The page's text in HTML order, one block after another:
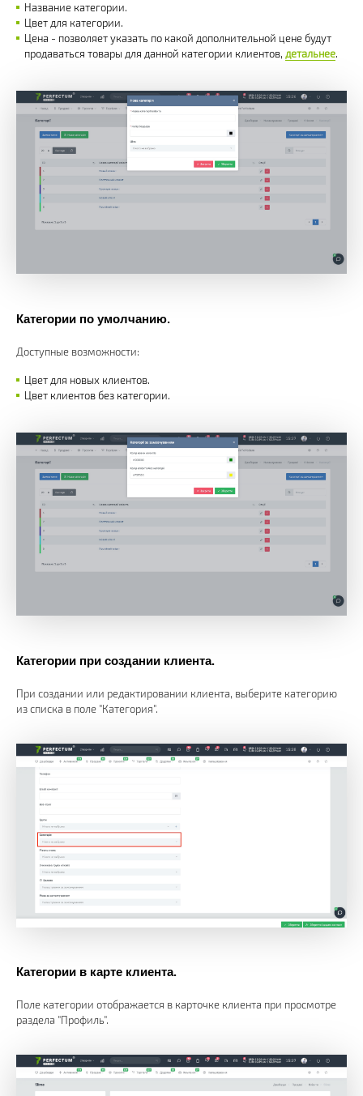
Название категории.
Цвет для категории.
Цена - позволяет указать по какой дополнительной цене будут
продаваться товары для данной категории клиентов, детальнее.
Категории по умолчанию.
Доступные возможности:
Цвет для новых клиентов.
Цвет клиентов без категории.
Категории при создании клиента.
При создании или редактировании клиента, выберите категорию
из списка в поле "Категория".
Категории в карте клиента.
Поле категории отображается в карточке клиента при просмотре
раздела "Профиль".